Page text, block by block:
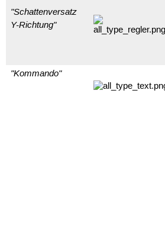
"Schattenversatz
Y-Richtung"
"Kommando"